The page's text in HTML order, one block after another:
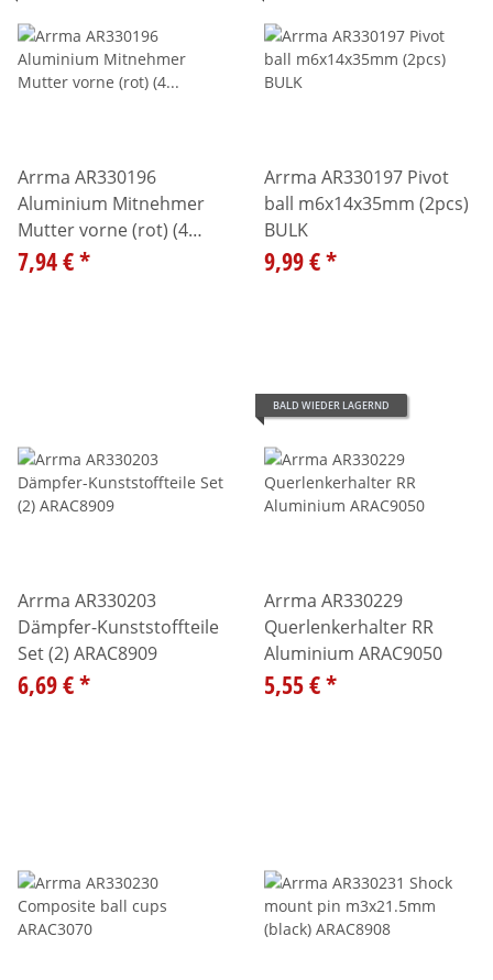
Arrma AR330196
Aluminium Mitnehmer
Mutter vorne (rot) (4
Stück) ARAC9920
7,94 €*
Arrma AR330197 Pivot
ball m6x14x35mm (2pcs)
BULK
9,99 €*
Arrma AR330203
Dämpfer-Kunststoffteile
Set (2) ARAC8909
6,69 €*
BALD WIEDER LAGERND
Arrma AR330229
Querlenkerhalter RR
Aluminium ARAC9050
5,55 €*